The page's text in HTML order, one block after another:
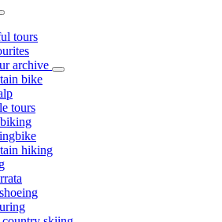
tours
archive
bike
tours
hiking